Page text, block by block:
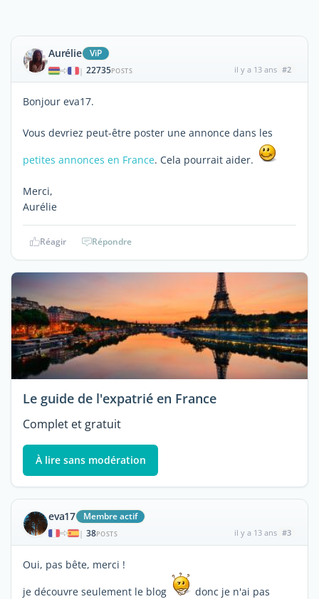
Aurélie ViP
| 22735POSTS il y a 13 ans #2
Bonjour eva17.
Vous devriez peut-être poster une annonce dans les
petites annonces en France. Cela pourrait aider.
Merci,
Aurélie
Réagir Répondre
Le guide de l'expatrié en France
Complet et gratuit
À lire sans modération
eva17 Membre actif
| 38POSTS il y a 13 ans #3
Oui, pas bête, merci !
je découvre seulement le blog
donc je n'ai pas